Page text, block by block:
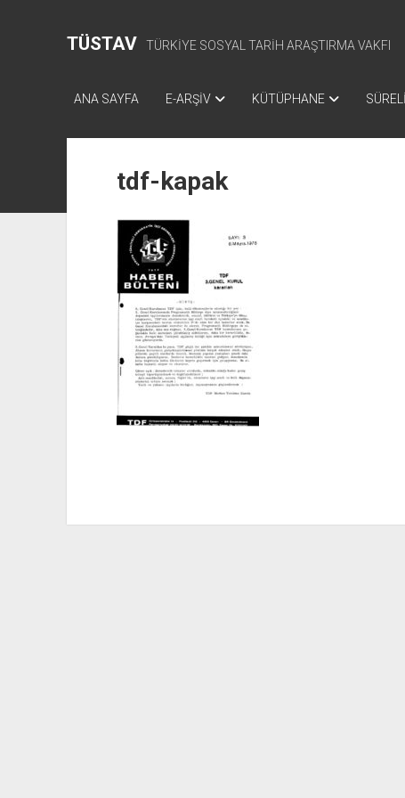
TÜSTAV TÜRKİYE SOSYAL TARİH ARAŞTIRMA VAKFI
ANA SAYFA E-ARŞİV KÜTÜPHANE
tdf-kapak